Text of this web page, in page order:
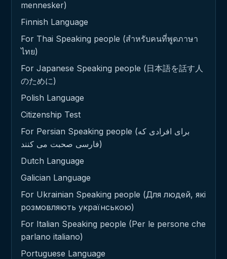
mennesker)
Finnish Language
For Thai Speaking people (สำหรับคนที่พูดภาษา
ไทย)
For Japanese Speaking people (日本語を話す人
のために)
Polish Language
Citizenship Test
For Persian Speaking people (برای افرادی که
فارسی صحبت می کنند)
Dutch Language
Galician Language
For Ukrainian Speaking people (Для людей, які
розмовляють українською)
For Italian Speaking people (Per le persone che
parlano italiano)
Portuguese Language